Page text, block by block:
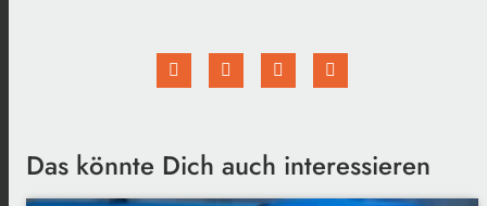
Das könnte Dich auch interessieren